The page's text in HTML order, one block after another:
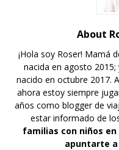
About
¡Hola soy Roser! Mamá
nacida en agosto
nacido en octubre 2017.
ahora estoy siempre
años como blogger de
estar informado de
familias con niños en
apuntarte